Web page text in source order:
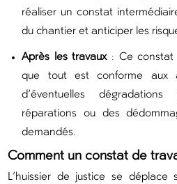
réaliser un constat
du chantier et anticiper les
Après les travaux: Ce constat
que tout est conforme aux
d’éventuelles
réparations ou des
demandés.
Comment un constat de
L’huissier de justice se